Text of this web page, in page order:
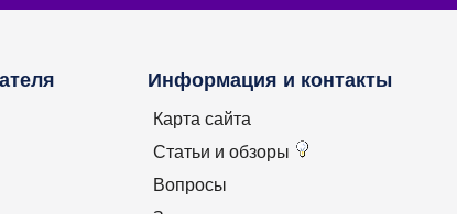
Информация и контакты
Карта сайта
Статьи и обзоры
Вопросы